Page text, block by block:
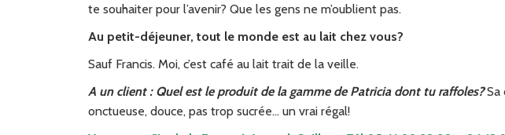
te souhaiter pour l’avenir? Que les gens ne m’oublient pas.
Au petit-déjeuner, tout le monde est au lait chez vous?
Sauf Francis. Moi, c’est café au lait trait de la veille.
A un client : Quel est le produit de la gamme de Patricia dont tu raffoles?Sa
onctueuse, douce, pas trop sucrée… un vrai régal!